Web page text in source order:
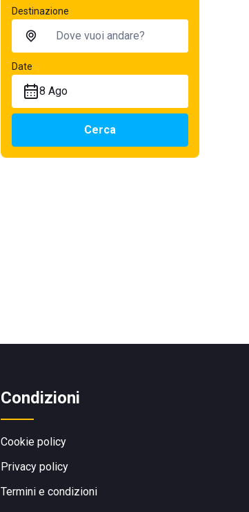
Destinazione
Date
8 Ago
Cerca
Condizioni
Cookie policy
Privacy policy
Termini e condizioni